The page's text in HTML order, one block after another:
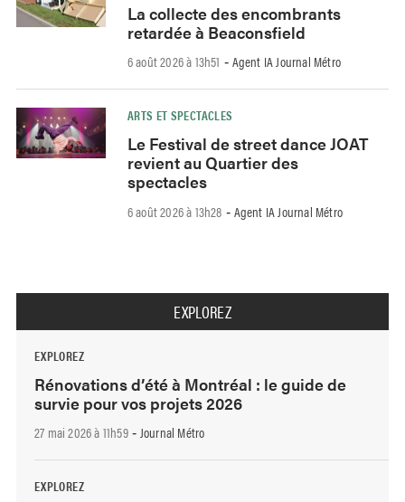
La collecte des encombrants
retardée à Beaconsfield
6 août 2026 à 13h51 - Agent IA Journal Métro
ARTS ET SPECTACLES
Le Festival de street dance JOAT
revient au Quartier des
spectacles
6 août 2026 à 13h28 - Agent IA Journal Métro
EXPLOREZ
EXPLOREZ
Rénovations d’été à Montréal : le guide de
survie pour vos projets 2026
27 mai 2026 à 11h59- Journal Métro
EXPLOREZ